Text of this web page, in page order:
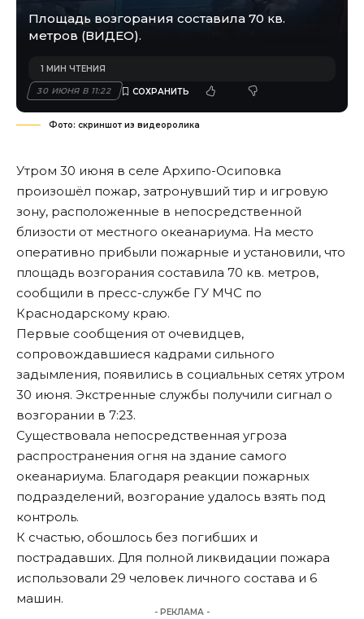
Площадь возгорания составила 70 кв.
метров (ВИДЕО).
30 ИЮНЯ В 11:22
1 МИН ЧТЕНИЯ
Фото: скриншот из видеоролика
Утром 30 июня в селе Архипо-Осиповка
произошёл пожар, затронувший тир и игровую
зону, расположенные в непосредственной
близости от местного океанариума. На место
оперативно прибыли пожарные и установили, что
площадь возгорания составила 70 кв. метров,
сообщили в пресс-службе ГУ МЧС по
Краснодарскому краю.
Первые сообщения от очевидцев,
сопровождавшиеся кадрами сильного
задымления, появились в социальных сетях утром
30 июня. Экстренные службы получили сигнал о
возгорании в 7:23.
Существовала непосредственная угроза
распространения огня на здание самого
океанариума. Благодаря реакции пожарных
подразделений, возгорание удалось взять под
контроль.
К счастью, обошлось без погибших и
пострадавших. Для полной ликвидации пожара
использовали 29 человек личного состава и 6
машин.
- РЕКЛАМА -